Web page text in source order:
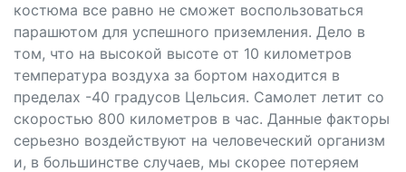
костюма все равно не сможет воспользоваться
парашютом для успешного приземления. Дело в
том, что на высокой высоте от 10 километров
температура воздуха за бортом находится в
пределах -40 градусов Цельсия. Самолет летит со
скоростью 800 километров в час. Данные факторы
серьезно воздействуют на человеческий организм
и, в большинстве случаев, мы скорее потеряем